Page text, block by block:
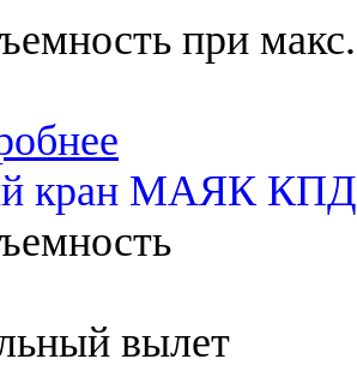
при
кран МАЯК КПД
вылет